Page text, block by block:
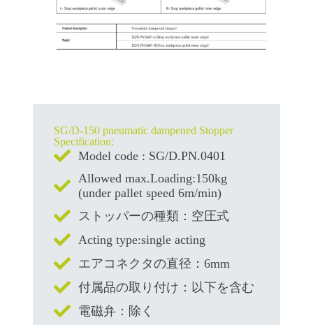
SG/D-150 pneumatic dampened Stopper
Specification:
Model code : SG/D.PN.0401
Allowed max.Loading:150kg
(under pallet speed 6m/min)
ストッパーの種類：空圧式
Acting type:single acting
エアコネクタの直径：6mm
付属品の取り付け：以下を含む
電磁弁：除く